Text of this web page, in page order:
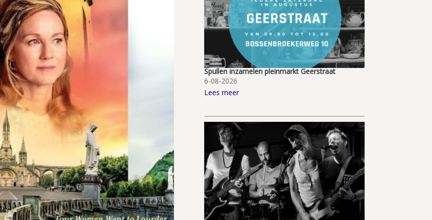
Spullen inzamelen pleinmarkt Geerstraat
6-08-2026
Lees meer